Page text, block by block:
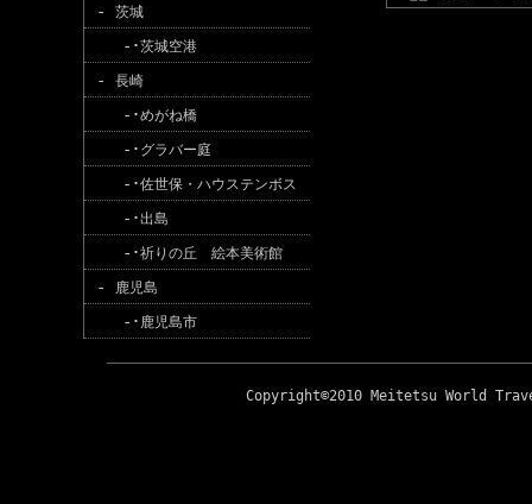
- 茨城
-･茨城空港
- 長崎
-･めがね橋
-･ グラバー庭
-･佐世保・ハウステンボス
-･出島
-･祈りの丘 絵本美術館
- 鹿児島
-･ 鹿児島市
Copyright©2010 Meitetsu World